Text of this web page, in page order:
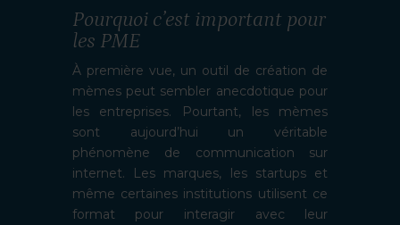
Pourquoi c’est important pour
les PME
À première vue, un outil de création de
mèmes peut sembler anecdotique pour
les entreprises. Pourtant, les mèmes
sont aujourd’hui un véritable
phénomène de communication sur
internet. Les marques, les startups et
même certaines institutions utilisent ce
format pour interagir avec leur